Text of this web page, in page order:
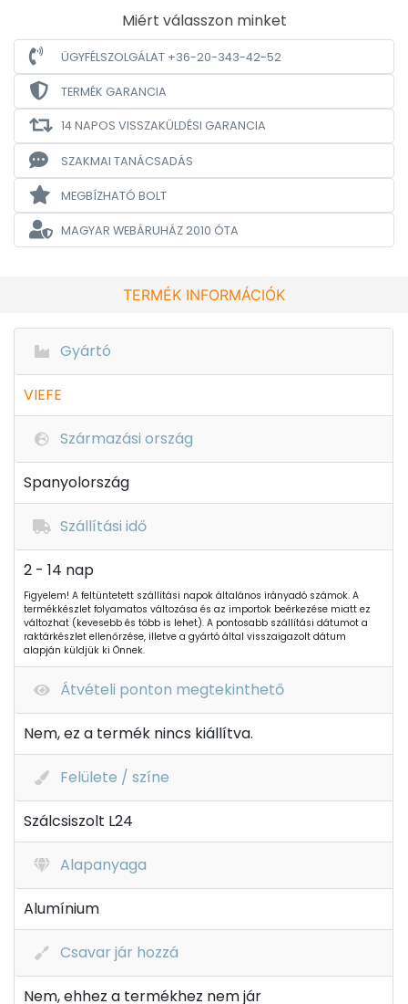
Miért válasszon minket
ÜGYFÉLSZOLGÁLAT +36-20-343-42-52
TERMÉK GARANCIA
14 NAPOS VISSZAKÜLDÉSI GARANCIA
SZAKMAI TANÁCSADÁS
MEGBÍZHATÓ BOLT
MAGYAR WEBÁRUHÁZ2010 ÓTA
TERMÉK INFORMÁCIÓK
Gyártó
VIEFE
Származási ország
Spanyolország
Szállítási idő
2 - 14 nap
Figyelem! A feltüntetett szállítási napok általános irányadó számok. A
termékkészlet folyamatos változása és az importok beérkezése miatt ez
változhat (kevesebb és több is lehet). A pontosabb szállítási dátumot a
raktárkészlet ellenőrzése, illetve a gyártó által visszaigazolt dátum
alapján küldjük ki Önnek.
Átvételi ponton megtekinthető
Nem, ez a termék nincs kiállítva.
Felülete / színe
Szálcsiszolt L24
Alapanyaga
Alumínium
Csavar jár hozzá
Nem, ehhez a termékhez nem jár